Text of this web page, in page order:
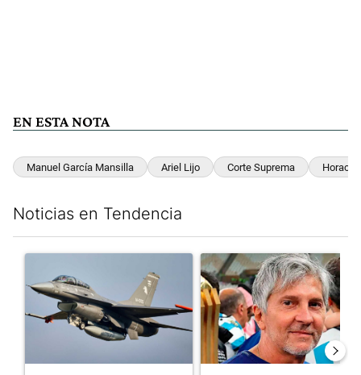
EN ESTA NOTA
Manuel García Mansilla Ariel Lijo Corte Suprema Horacio
Noticias en Tendencia
Un artículo de tendencia con el título "Los aviones F 16
Un artículo de tendencia con